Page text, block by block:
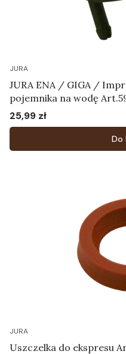
JURA
JURA ENA / GIGA /
pojemnika na wodę
Cena
25,99 zł
Do
JURA
Uszczelka do ekspresu